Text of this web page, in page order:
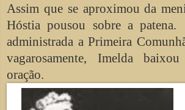
Assim que se aproximou da
Hóstia pousou sobre a
administrada a Primeira
vagarosamente, Imelda
oração.